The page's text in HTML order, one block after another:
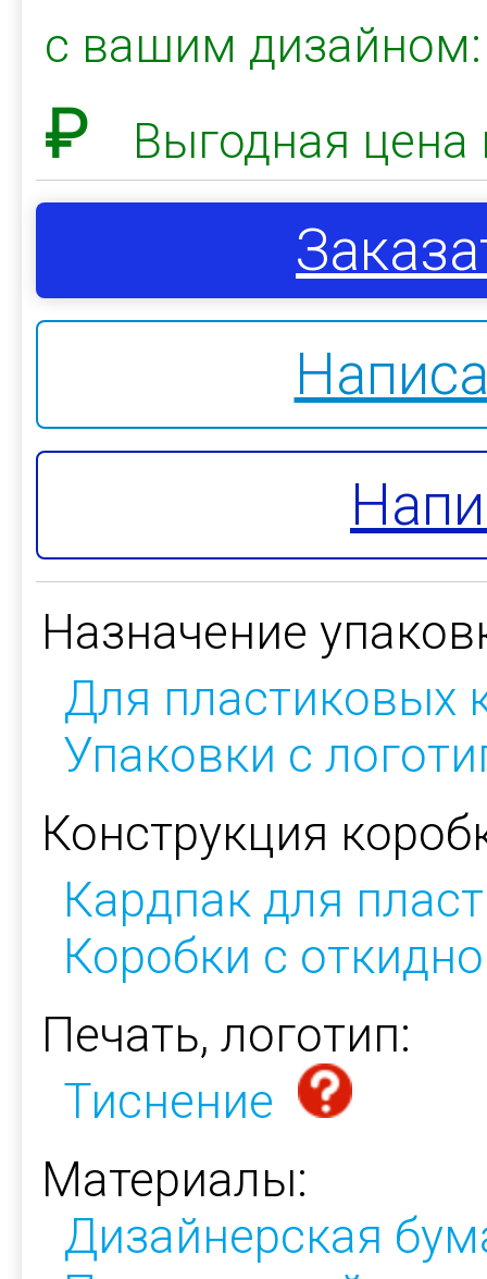
с вашим
₽ Выгодная
Назначение
Для пластиковых
Упаковки с
Конструкция
Кардпак для
Коробки с
Печать, логотип:
Тиснение
Материалы:
Дизайнерская